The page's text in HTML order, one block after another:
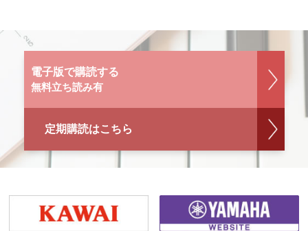
電子版で購読する
無料立ち読み有
定期購読はこちら